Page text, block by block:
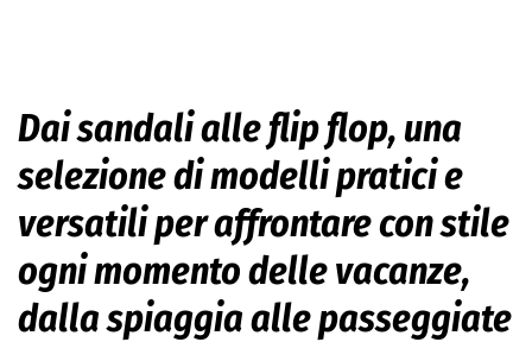
Dai sandali alle flip flop, una
selezione di modelli pratici e
versatili per affrontare con stile
ogni momento delle vacanze,
dalla spiaggia alle passeggiate